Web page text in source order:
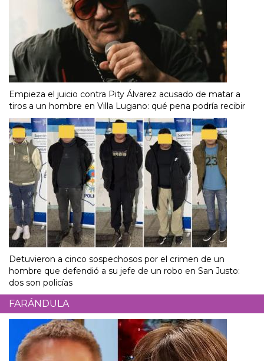
Empieza el juicio contra Pity Álvarez acusado de matar a
tiros a un hombre en Villa Lugano: qué pena podría recibir
Detuvieron a cinco sospechosos por el crimen de un
hombre que defendió a su jefe de un robo en San Justo:
dos son policías
FARÁNDULA